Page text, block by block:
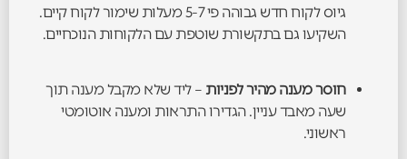
גיוס לקוח חדש גבוהה פי 5-7 מעלות שימור לקוח קיים.
השקיעו גם בתקשורת שוטפת עם הלקוחות הנוכחיים.
חוסר מענה מהיר לפניות– ליד שלא מקבל מענה תוך
שעה מאבד עניין. הגדירו התראות ומענה אוטומטי
ראשוני.